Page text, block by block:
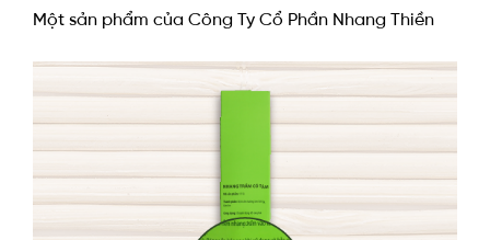
Một sản phẩm của Công Ty Cổ Phần Nhang Thiền